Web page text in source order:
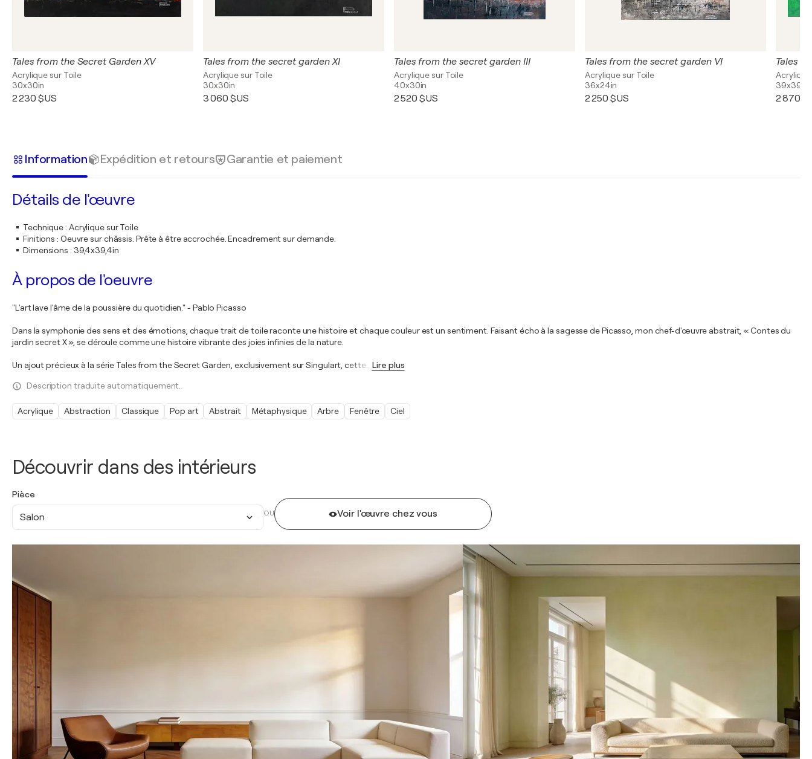
Découvrir dans des intérieurs
Pièce
Salon OU Voir l'œuvre chez vous
Tales from the Secret Garden XV
Acrylique sur Toile
30x30in
2 230 $US
Tales from the secret garden XI
Acrylique sur Toile
30x30in
3 060 $US
Tales from the secret garden III
Acrylique sur Toile
40x30in
2 520 $US
Tales from the secret garden VI
Acrylique sur Toile
36x24in
2 250 $US
Tales
39x39in
2 870
Information Expédition et retours Garantie et paiement
Détails de l'œuvre
Technique: Acrylique sur Toile
Finitions : Oeuvre sur châssis. Prête à être accrochée. Encadrement sur demande.
Dimensions : 39,4x39,4in
À propos de l'oeuvre
"L'art lave l'âme de la poussière du quotidien." - Pablo Picasso
Dans la symphonie des sens et des émotions, chaque trait de toile raconte une histoire et chaque couleur est un sentiment. Faisant écho à la sagesse de Picasso, mon chef-d'œuvre abstrait, « Contes du
jardin secret X », se déroule comme une histoire vibrante des joies infinies de la nature.
Un ajout précieux à la série Tales from the Secret Garden, exclusivement sur Singulart, cette Lire plus
Description traduite automatiquement.
Acrylique Abstraction Classique Pop art Abstrait Métaphysique Arbre Fenêtre Ciel